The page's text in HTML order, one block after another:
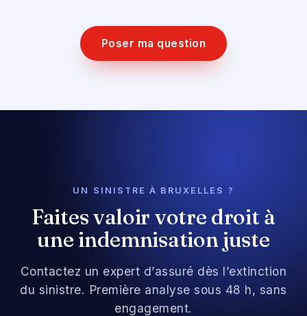
Poser ma question
UN SINISTRE À BRUXELLES ?
Faites valoir votre droit à
une indemnisation juste
Contactez un expert d’assuré dès l’extinction
du sinistre. Première analyse sous 48 h, sans
engagement.